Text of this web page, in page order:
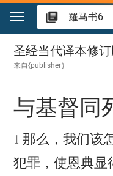
跳转到内容
羅马书 6
圣经当代译本修订
来自{publisher｝

与基督同

1 那么，我们该
犯罪，使恩典显